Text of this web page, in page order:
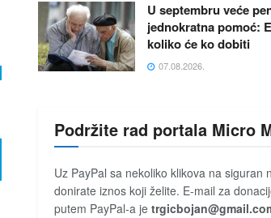
U septembru veće
jednokratna pomoć:
koliko će ko dobiti
07.08.2026.
Podržite rad portala Micro
Uz PayPal sa nekoliko klikova na siguran
donirate iznos koji želite. E-mail za
putem PayPal-a je